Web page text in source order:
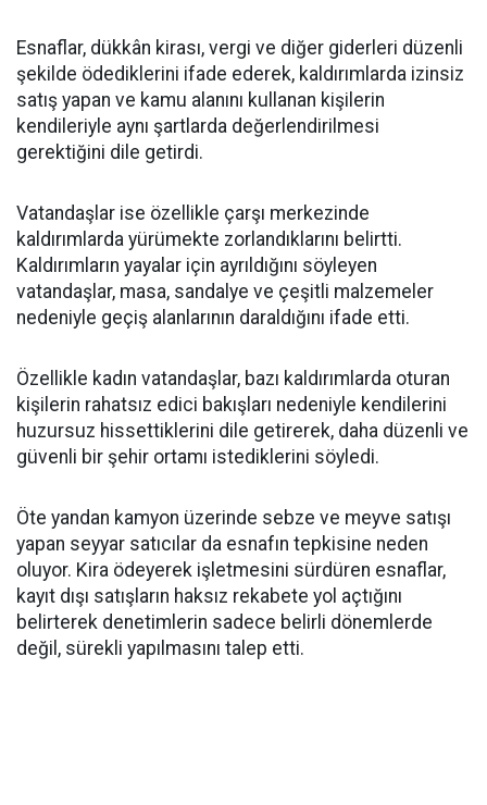
Esnaflar, dükkân kirası, vergi ve diğer giderleri düzenli
şekilde ödediklerini ifade ederek, kaldırımlarda izinsiz
satış yapan ve kamu alanını kullanan kişilerin
kendileriyle aynı şartlarda değerlendirilmesi
gerektiğini dile getirdi.
Vatandaşlar ise özellikle çarşı merkezinde
kaldırımlarda yürümekte zorlandıklarını belirtti.
Kaldırımların yayalar için ayrıldığını söyleyen
vatandaşlar, masa, sandalye ve çeşitli malzemeler
nedeniyle geçiş alanlarının daraldığını ifade etti.
Özellikle kadın vatandaşlar, bazı kaldırımlarda oturan
kişilerin rahatsız edici bakışları nedeniyle kendilerini
huzursuz hissettiklerini dile getirerek, daha düzenli ve
güvenli bir şehir ortamı istediklerini söyledi.
Öte yandan kamyon üzerinde sebze ve meyve satışı
yapan seyyar satıcılar da esnafın tepkisine neden
oluyor. Kira ödeyerek işletmesini sürdüren esnaflar,
kayıt dışı satışların haksız rekabete yol açtığını
belirterek denetimlerin sadece belirli dönemlerde
değil, sürekli yapılmasını talep etti.